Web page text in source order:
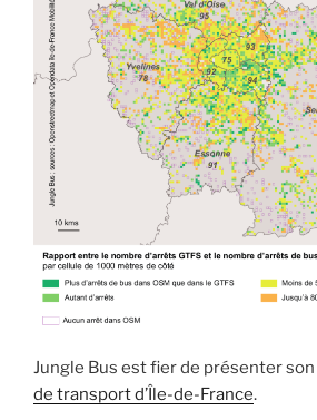
Jungle Bus est fier de présenter son
de transport d’Île-de-France.